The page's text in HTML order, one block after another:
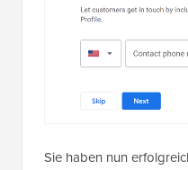
Sie haben nun